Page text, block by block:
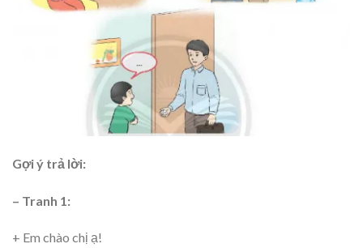
Gợi ý trả lời:
– Tranh 1:
+ Em chào chị ạ!